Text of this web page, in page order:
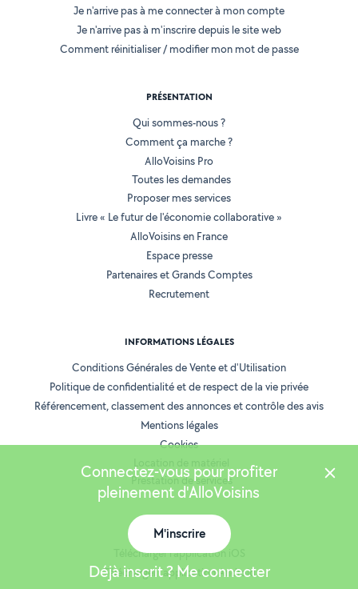
Je n'arrive pas à me connecter à mon compte
Je n'arrive pas à m'inscrire depuis le site web
Comment réinitialiser / modifier mon mot de passe
PRÉSENTATION
Qui sommes-nous ?
Comment ça marche ?
AlloVoisins Pro
Toutes les demandes
Proposer mes services
Livre « Le futur de l'économie collaborative »
AlloVoisins en France
Espace presse
Partenaires et Grands Comptes
Recrutement
INFORMATIONS LÉGALES
Conditions Générales de Vente et d'Utilisation
Politique de confidentialité et de respect de la vie privée
Référencement, classement des annonces et contrôle des avis
Mentions légales
Cookies
Prestation de services
NOS APPLICATIONS
Télécharger l’application iOS
Télécharger l’application Android
Connectez-vous pour profiter
pleinement d'AlloVoisins
M'inscrire
Déjà inscrit ? Me connecter